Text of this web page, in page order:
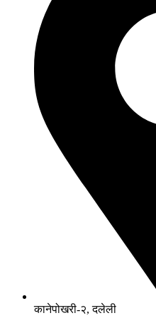
कानेपोखरी-२, दलेली